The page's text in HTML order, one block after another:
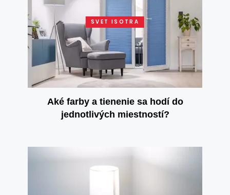
SVET ISOTRA
Aké farby a tienenie sa hodí do
jednotlivých miestností?